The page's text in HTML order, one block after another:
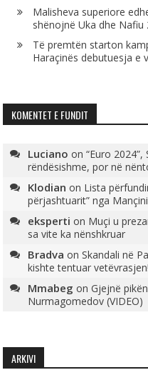
Malisheva superiore
shënojnë Uka dhe Nafiu
Të premtën starton
Haraçinës debutuesja e
KOMENTET E FUNDIT
Luciano on“Euro
rëndësishme, por në
Klodian on Lista
përjashtuarit” nga Mançini
eksperti on Muçi u
sa vite ka nënshkruar
Bradva onSkandali në
kishte tentuar vetëvrasjen!
Mmabeg onGjejnë
Nurmagomedov (VIDEO)
ARKIVI